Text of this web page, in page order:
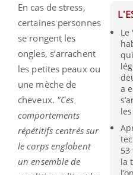
a
la
En cas de stress,
certaines personnes
se rongent les
ongles, s’arrachent
les petites peaux ou
une mèche de
cheveux. "Ces
comportements
répétitifs centrés sur
le corps englobent
un ensemble de